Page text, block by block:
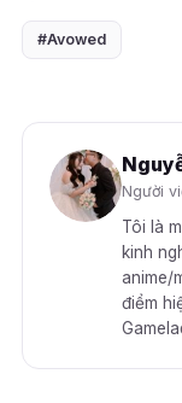
#Avowed
Người
Tôi là
kinh
anime/
điểm